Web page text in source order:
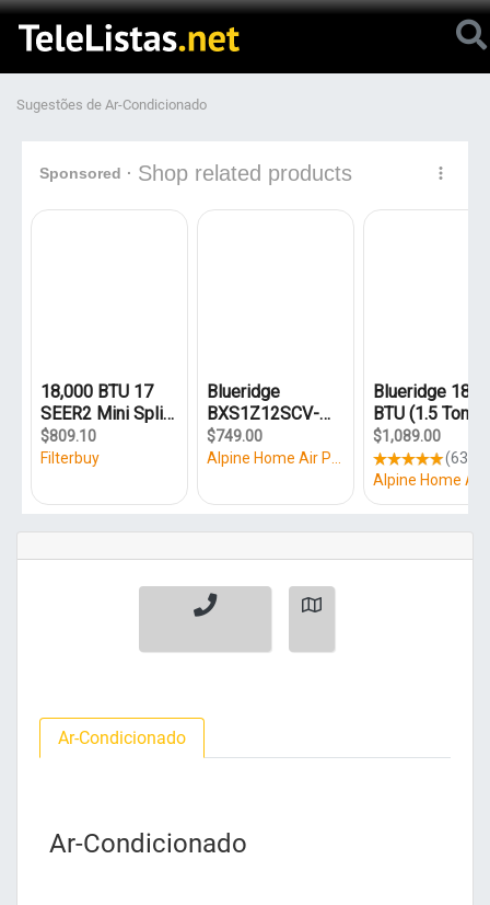
Sugestões de Ar-Condicionado
Ar-Condicionado
Ar-Condicionado